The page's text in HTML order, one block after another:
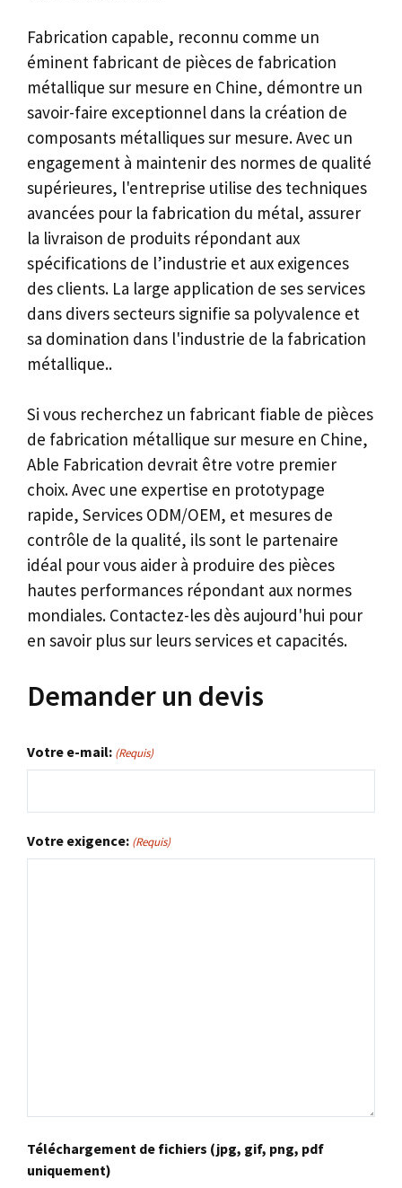
Fabrication capable, reconnu comme un
éminent fabricant de pièces de fabrication
métallique sur mesure en Chine, démontre un
savoir-faire exceptionnel dans la création de
composants métalliques sur mesure. Avec un
engagement à maintenir des normes de qualité
supérieures, l'entreprise utilise des techniques
avancées pour la fabrication du métal, assurer
la livraison de produits répondant aux
spécifications de l’industrie et aux exigences
des clients. La large application de ses services
dans divers secteurs signifie sa polyvalence et
sa domination dans l'industrie de la fabrication
métallique..
Si vous recherchez un fabricant fiable de pièces
de fabrication métallique sur mesure en Chine,
Able Fabrication devrait être votre premier
choix. Avec une expertise en prototypage
rapide, Services ODM/OEM, et mesures de
contrôle de la qualité, ils sont le partenaire
idéal pour vous aider à produire des pièces
hautes performances répondant aux normes
mondiales. Contactez-les dès aujourd'hui pour
en savoir plus sur leurs services et capacités.
Demander un devis
Votre e-mail: (Requis)
Votre exigence: (Requis)
Téléchargement de fichiers (jpg, gif, png, pdf
uniquement)